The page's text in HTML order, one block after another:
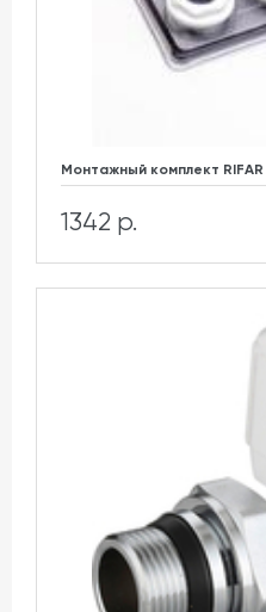
Монтажный комплект
1342 р.